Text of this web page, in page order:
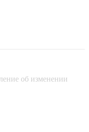
об изменении